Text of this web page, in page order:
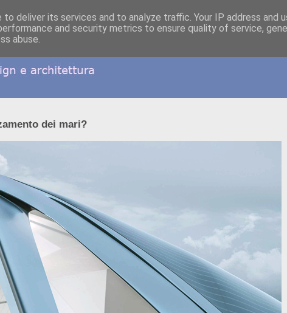
dei mari?
deliver its services and to analyze traffic. Your IP address and
and security metrics to ensure quality of service,
abuse.